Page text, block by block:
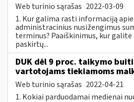
Web turinio sąrašas 2022-03-09
1. Kur galima rasti informaciją
administracinius nusižengimus
terminus? Paaiškinimus, kur
paskirtų...
DUK dėl 9 proc. taikymo
vartotojams tiekiamoms
Web turinio sąrašas 2022-04-21
1. Kokiai parduodamai medienai